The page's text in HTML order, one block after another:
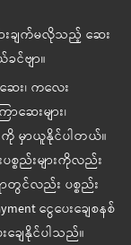
ားချက်မလိုသည့် ဆေး
င်ဗျာ။
ေး၊ ကလေး
ဆေးများ၊
မှာယူနိုင်ပါတယ်။
စည်းများကိုလည်း
တွင်လည်း ပစ္စည်း
ငွေပေးချေစနစ်
ချေနိုင်ပါသည်။